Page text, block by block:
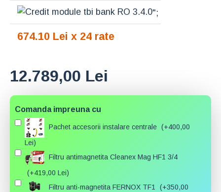
12.789,00 Lei
Comanda impreuna cu
Pachet accesorii instalare centrale (+400,00
Lei)
Filtru antimagnetita Cleanex Mag HF1 3/4
(+419,00 Lei)
Filtru anti-magnetita FERNOX TF1
(+350,00
";
674.10 Lei x 24 rate